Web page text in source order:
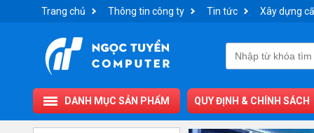
Trang chủ Thông tin công ty Tin tức Xây dựng
DANH MỤC SẢN PHẨM QUY ĐỊNH & CHÍNH SÁCH